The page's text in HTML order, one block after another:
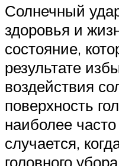
Солнечный
здоровья и
состояние,
результате
воздействия
поверхность
наиболее
случается,
головного